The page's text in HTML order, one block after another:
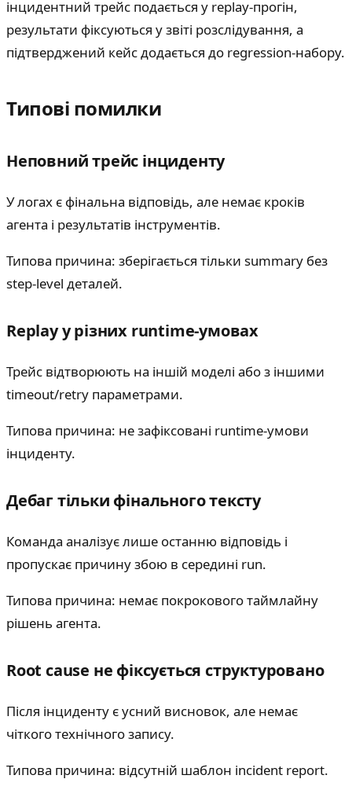
інцидентний трейс подається у replay-прогін,
результати фіксуються у звіті розслідування, а
підтверджений кейс додається до regression-набору.
Типові помилки
Неповний трейс інциденту
У логах є фінальна відповідь, але немає кроків
агента і результатів інструментів.
Типова причина: зберігається тільки summary без
step-level деталей.
Replay у різних runtime-умовах
Трейс відтворюють на іншій моделі або з іншими
timeout/retry параметрами.
Типова причина: не зафіксовані runtime-умови
інциденту.
Дебаг тільки фінального тексту
Команда аналізує лише останню відповідь і
пропускає причину збою в середині run.
Типова причина: немає покрокового таймлайну
рішень агента.
Root cause не фіксується структуровано
Після інциденту є усний висновок, але немає
чіткого технічного запису.
Типова причина: відсутній шаблон incident report.